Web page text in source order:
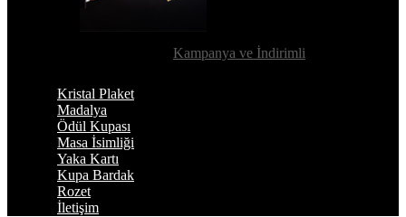
Kampanya ve İndirimli
Kristal Plaket
Madalya
Ödül Kupası
Masa İsimliği
Yaka Kartı
Kupa Bardak
Rozet
İletişim